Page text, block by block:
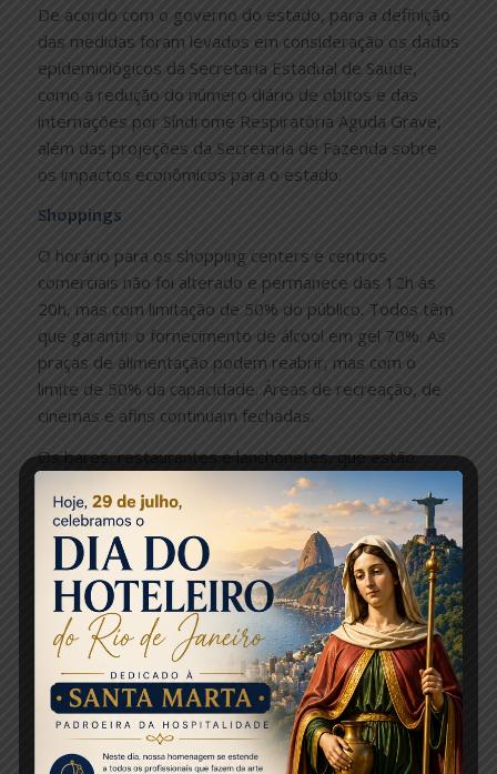
De acordo com o governo do estado, para a definição
das medidas foram levados em consideração os dados
epidemiológicos da Secretaria Estadual de Saúde,
como a redução do número diário de óbitos e das
internações por Síndrome Respiratória Aguda Grave,
além das projeções da Secretaria de Fazenda sobre
os impactos econômicos para o estado.
Shoppings
O horário para os shopping centers e centros
comerciais não foi alterado e permanece das 12h às
20h, mas com limitação de 50% do público. Todos têm
que garantir o fornecimento de álcool em gel 70%. As
praças de alimentação podem reabrir, mas com o
limite de 50% da capacidade. Áreas de recreação, de
cinemas e afins continuam fechadas.
Os bares, restaurantes e lanchonetes, que estão
autorizados a funcionar no estado desde o dia 6 de
junho, também têm que respeitar o limite de 50% da
capacidade.
Turismo
Equipamentos e pontos turísticos, como o Cristo
Redentor e o Pão de Açúcar, podem receber o público,
mas também nesse caso, com limite de 50% da
capacidade de lotação.
Igrejas